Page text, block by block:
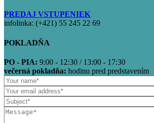
PREDAJ VSTUPENIEK
infolinka: (+421) 55 245 22 69
POKLADŇA
PO - PIA: 9:00 - 12:30 / 13:00 - 17:30
večerná pokladňa: hodinu pred predstavením